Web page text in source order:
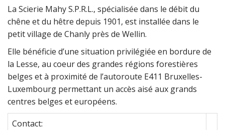
La Scierie Mahy S.P.R.L., spécialisée dans le débit du
chêne et du hêtre depuis 1901, est installée dans le
petit village de Chanly près de Wellin.
Elle bénéficie d’une situation privilégiée en bordure de
la Lesse, au coeur des grandes régions forestières
belges et à proximité de l’autoroute E411 Bruxelles-
Luxembourg permettant un accès aisé aux grands
centres belges et européens.
Contact: